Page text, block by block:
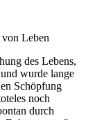
Leben
des Lebens,
wurde lange
Schöpfung
noch
durch